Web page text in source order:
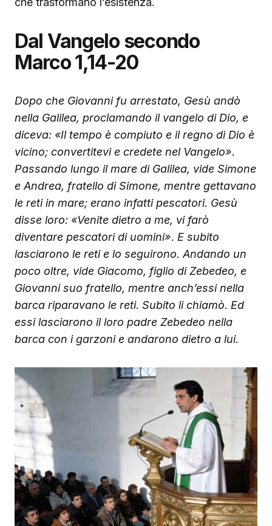
Dal Vangelo secondo
Marco 1,14-20
Dopo che Giovanni fu arrestato, Gesù andò
nella Galilea, proclamando il vangelo di Dio, e
diceva: «Il tempo è compiuto e il regno di Dio è
vicino; convertitevi e credete nel Vangelo».
Passando lungo il mare di Galilea, vide Simone
e Andrea, fratello di Simone, mentre gettavano
le reti in mare; erano infatti pescatori. Gesù
disse loro: «Venite dietro a me, vi farò
diventare pescatori di uomini». E subito
lasciarono le reti e lo seguirono. Andando un
poco oltre, vide Giacomo, figlio di Zebedeo, e
Giovanni suo fratello, mentre anch’essi nella
barca riparavano le reti. Subito li chiamò. Ed
essi lasciarono il loro padre Zebedeo nella
barca con i garzoni e andarono dietro a lui.